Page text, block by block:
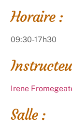
Horaire :
09:30-17h30
Irene
Salle :